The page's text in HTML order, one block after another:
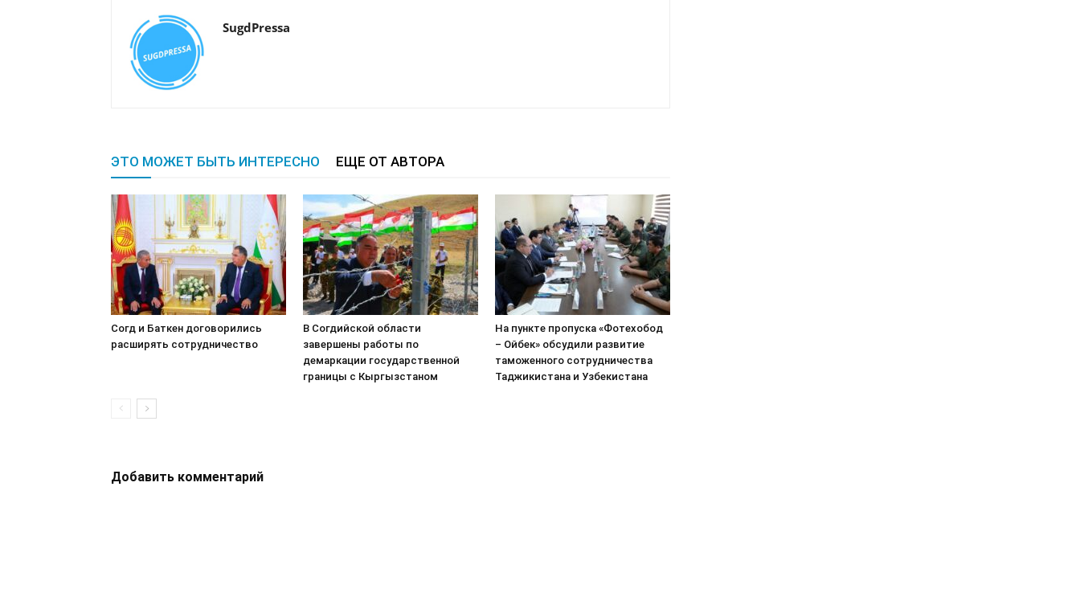
SugdPressa
ЭТО МОЖЕТ БЫТЬ ИНТЕРЕСНО ЕЩЕ ОТ АВТОРА
Согд и Баткен договорились
расширять сотрудничество
В Согдийской области
завершены работы по
демаркации государственной
границы с Кыргызстаном
На пункте пропуска «Фотехобод
– Ойбек» обсудили развитие
таможенного сотрудничества
Таджикистана и Узбекистана
Добавить комментарий